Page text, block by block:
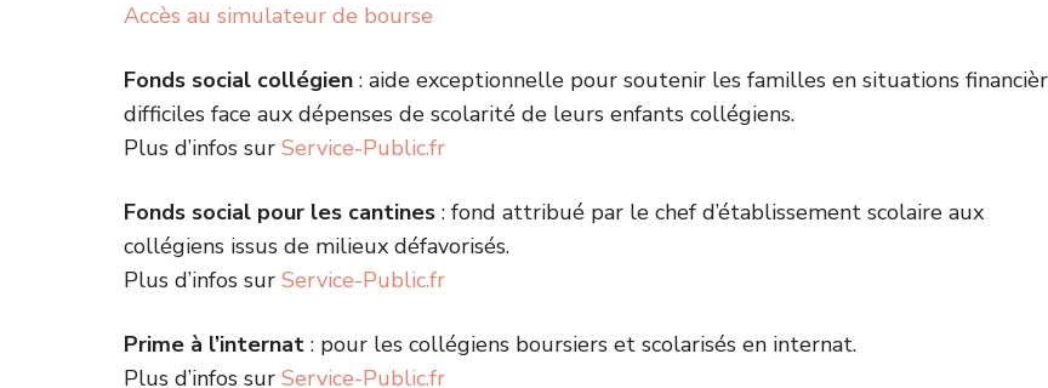
Accès au simulateur de bourse
Fonds social collégien : aide exceptionnelle pour soutenir les familles en situations
difficiles face aux dépenses de scolarité de leurs enfants collégiens.
Plus d’infos sur Service-Public.fr
Fonds social pour les cantines : fond attribué par le chef d’établissement scolaire aux
collégiens issus de milieux défavorisés.
Plus d’infos sur Service-Public.fr
Prime à l’internat : pour les collégiens boursiers et scolarisés en internat.
Plus d’infos sur Service-Public.fr